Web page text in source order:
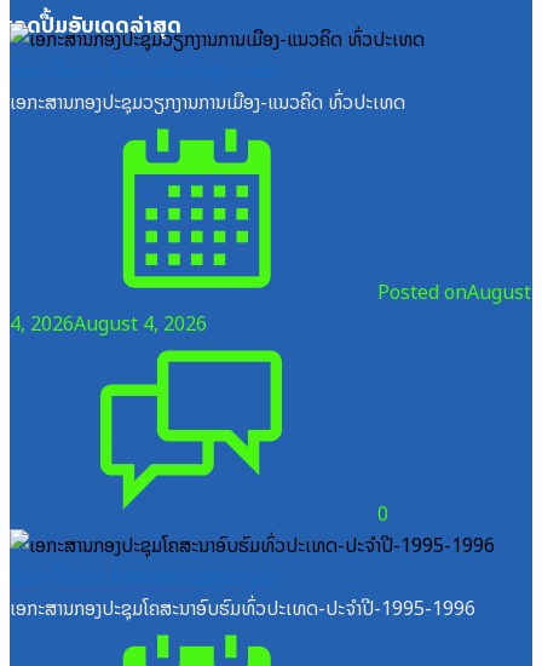
ດປື້ມອັບເດດລ່າສຸດ
ເອກະສານກອງປະຊຸມວຽກງານການເມືອງ-ແນວຄິດ ທົ່ວປະເທດ
Posted onAugust
4, 2026August 4, 2026
0
ເອກະສານກອງປະຊຸມໂຄສະນາອົບຮົມທົ່ວປະເທດ-ປະຈໍາປີ-1995-1996